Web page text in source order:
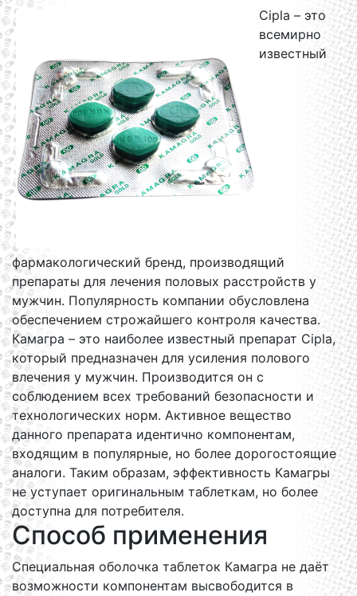
Cipla – это
всемирно
известный
фармакологический бренд, производящий
препараты для лечения половых расстройств у
мужчин. Популярность компании обусловлена
обеспечением строжайшего контроля качества.
Камагра – это наиболее известный препарат Cipla,
который предназначен для усиления полового
влечения у мужчин. Производится он с
соблюдением всех требований безопасности и
технологических норм. Активное вещество
данного препарата идентично компонентам,
входящим в популярные, но более дорогостоящие
аналоги. Таким образам, эффективность Камагры
не уступает оригинальным таблеткам, но более
доступна для потребителя.
Способ применения
Специальная оболочка таблеток Камагра не даёт
возможности компонентам высвободится в